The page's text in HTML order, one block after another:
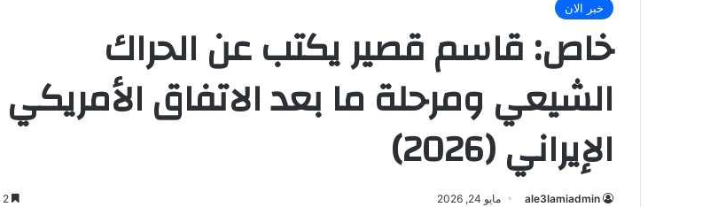
خبر الان
خاص: قاسم قصير يكتب عن الحراك
الشيعي ومرحلة ما بعد الاتفاق الأمريكي
الإيراني (2026)
ale3lamiadmin مايو 24, 2026